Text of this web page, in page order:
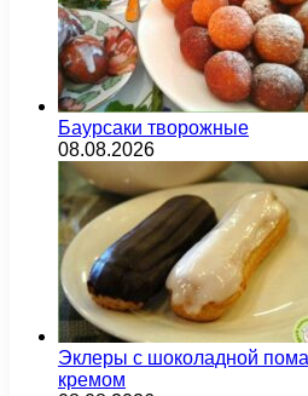
Баурсаки творожные
08.08.2026
Эклеры с шоколадной
кремом